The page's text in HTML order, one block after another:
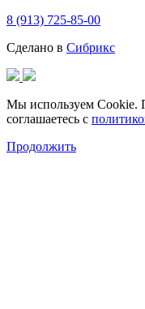
8 (913) 725-85-00
Сделано в Сибрикс
Мы используем Cookie.
соглашаетесь с
Продолжить